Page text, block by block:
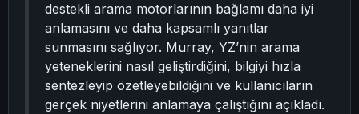
destekli arama motorlarının bağlamı daha iyi
anlamasını ve daha kapsamlı yanıtlar
sunmasını sağlıyor. Murray, YZ’nin arama
yeteneklerini nasıl geliştirdiğini, bilgiyi hızla
sentezleyip özetleyebildiğini ve kullanıcıların
gerçek niyetlerini anlamaya çalıştığını açıkladı.